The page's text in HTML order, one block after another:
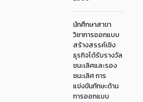
นักศึกษาสาขา
วิชาการออกแบบ
สร้างสรรค์เชิง
ธุรกิจได้รับรางวัล
ชนะเลิศและรอง
ชนะเลิศ การ
แข่งขันทักษะด้าน
การออกแบบ